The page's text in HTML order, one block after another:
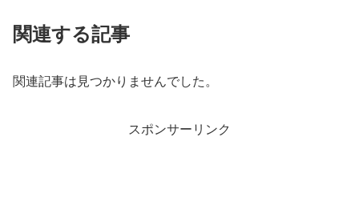
関連する記事
関連記事は見つかりませんでした。
スポンサーリンク